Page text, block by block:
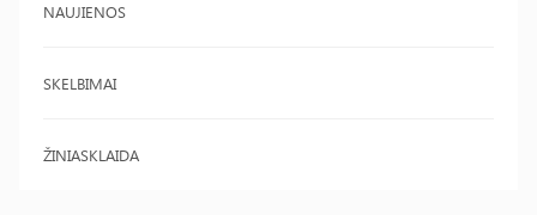
NAUJIENOS
SKELBIMAI
ŽINIASKLAIDA